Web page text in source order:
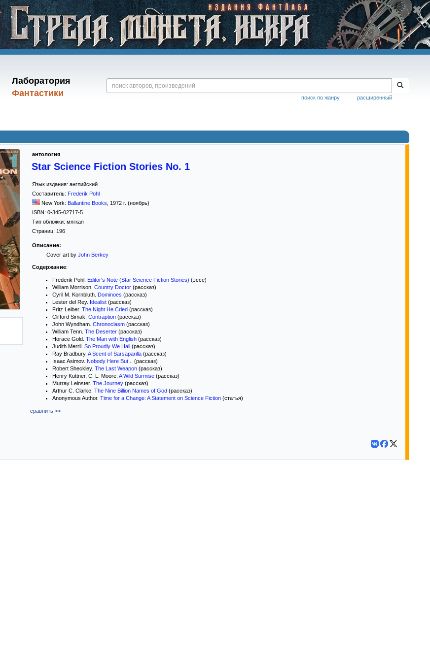
Лаборатория
Фантастики
расширенный
поиск по жанру
антология
Star Science Fiction Stories No. 1
Язык издания: английский
Составитель: Frederik Pohl
New York: Ballantine Books 1972 г. (ноябрь)
ISBN: 0-345-02717-5
Тип обложки: мягкая
Страниц: 196
Описание:
Cover art by John Berkey
Содержание:
Frederik Pohl. Editor's Note (Star Science Fiction Stories) (эссе)
William Morrison. Country Doctor (рассказ)
Cyril M. Kornbluth. Dominoes (рассказ)
Lester del Rey. Idealist (рассказ)
Fritz Leiber. The Night He Cried (рассказ)
Clifford Simak. Contraption (рассказ)
John Wyndham. Chronoclasm (рассказ)
William Tenn. The Deserter (рассказ)
Horace Gold. The Man with English (рассказ)
Judith Merril. So Proudly We Hail (рассказ)
Ray Bradbury. A Scent of Sarsaparilla (рассказ)
Isaac Asimov. Nobody Here But...
(рассказ)
Robert Sheckley. The Last Weapon (рассказ)
Henry Kuttner, C. L. Moore. A Wild Surmise (рассказ)
Murray Leinster. The Journey (рассказ)
Arthur C. Clarke. The Nine Billion Names of God (рассказ)
Anonymous Author. Time for a Change: A Statement on Science Fiction (статья)
сравнить >>